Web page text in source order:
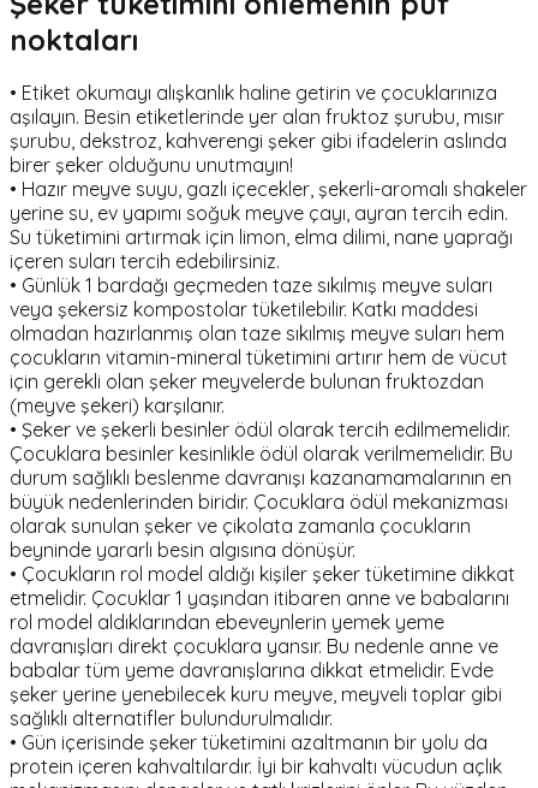
noktaları
• Etiket okumayı alışkanlık haline getirin ve çocuklarınıza
aşılayın. Besin etiketlerinde yer alan fruktoz şurubu, mısır
şurubu, dekstroz, kahverengi şeker gibi ifadelerin aslında
birer şeker olduğunu unutmayın!
• Hazır meyve suyu, gazlı içecekler, şekerli-aromalı shakeler
yerine su, ev yapımı soğuk meyve çayı, ayran tercih edin.
Su tüketimini artırmak için limon, elma dilimi, nane yaprağı
içeren suları tercih edebilirsiniz.
• Günlük 1 bardağı geçmeden taze sıkılmış meyve suları
veya şekersiz kompostolar tüketilebilir. Katkı maddesi
olmadan hazırlanmış olan taze sıkılmış meyve suları hem
çocukların vitamin-mineral tüketimini artırır hem de vücut
için gerekli olan şeker meyvelerde bulunan fruktozdan
(meyve şekeri) karşılanır.
• Şeker ve şekerli besinler ödül olarak tercih edilmemelidir.
Çocuklara besinler kesinlikle ödül olarak verilmemelidir. Bu
durum sağlıklı beslenme davranışı kazanamamalarının en
büyük nedenlerinden biridir. Çocuklara ödül mekanizması
olarak sunulan şeker ve çikolata zamanla çocukların
beyninde yararlı besin algısına dönüşür.
• Çocukların rol model aldığı kişiler şeker tüketimine dikkat
etmelidir. Çocuklar 1 yaşından itibaren anne ve babalarını
rol model aldıklarından ebeveynlerin yemek yeme
davranışları direkt çocuklara yansır. Bu nedenle anne ve
babalar tüm yeme davranışlarına dikkat etmelidir. Evde
şeker yerine yenebilecek kuru meyve, meyveli toplar gibi
sağlıklı alternatifler bulundurulmalıdır.
• Gün içerisinde şeker tüketimini azaltmanın bir yolu da
protein içeren kahvaltılardır. İyi bir kahvaltı vücudun açlık